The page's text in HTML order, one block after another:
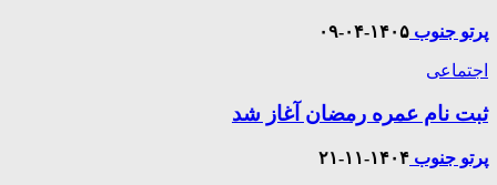
پرتو جنوب ۱۴۰۵-۰۴-۰۹
اجتماعی
ثبت نام عمره رمضان آغاز شد
پرتو جنوب ۱۴۰۴-۱۱-۲۱